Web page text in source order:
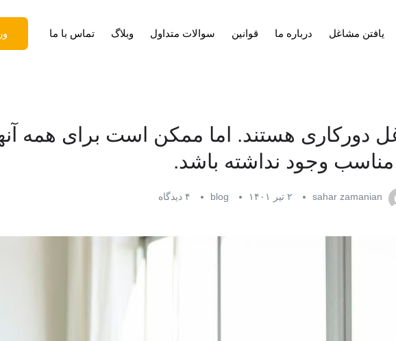
یافتن مشاغل درباره ما قوانین سوالات متداول وبلاگ تماس با ما
دورکاری هستند. اما ممکن است برای همه
مناسب وجود نداشته باشد.
sahar zamanian ۲ تیر ۱۴۰۱ blog ۴ دیدگاه